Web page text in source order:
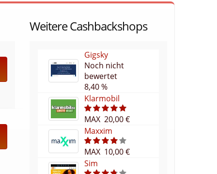
Weitere Cashbackshops
Gigsky
Noch nicht
bewertet
8,40 %
Klarmobil
5
MAX 20,00 €
Maxxim
4
MAX 10,00 €
Sim